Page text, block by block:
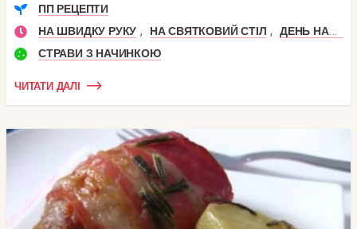
ПП РЕЦЕПТИ
НА ШВИДКУ РУКУ , НА СВЯТКОВИЙ СТІЛ ,
ДЕНЬ НАРОДЖЕННЯ
СТРАВИ З НАЧИНКОЮ
ЧИТАТИ ДАЛІ